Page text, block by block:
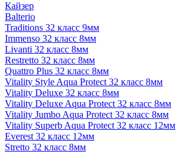
Кайзер
Balterio
Traditions 32 класс 9мм
Immenso 32 класс 8мм
Livanti 32 класс 8мм
Restretto 32 класс 8мм
Quattro Plus 32 класс 8мм
Vitality Style Aqua Protect 32 класс 8мм
Vitality Deluxe 32 класс 8мм
Vitality Deluxe Aqua Protect 32 класс 8мм
Vitality Jumbo Aqua Protect 32 класс 8мм
Vitality Superb Aqua Protect 32 класс 12мм
Everest 32 класс 12мм
Stretto 32 класс 8мм